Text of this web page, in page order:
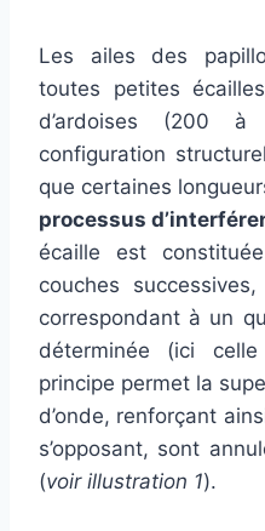
Les ailes des
toutes petites
d’ardoises (200
configuration
que certaines
processus
écaille est
couches
correspondant à un
déterminée (ici
principe permet la
d’onde, renforçant
s’opposant, sont
(voir illustration 1).